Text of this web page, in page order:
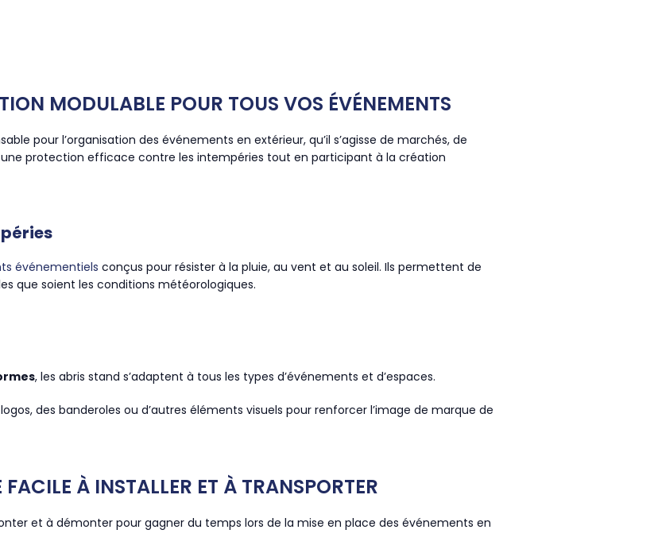
MODULABLE POUR TOUS VOS ÉVÉNEMENTS
pour l’organisation des événements en extérieur, qu’il s’agisse de marchés, de
protection efficace contre les intempéries tout en participant à la création
événementiels conçus pour résister à la pluie, au vent et au soleil. Ils permettent de
que soient les conditions météorologiques.
, les abris stand s’adaptent à tous les types d’événements et d’espaces.
des banderoles ou d’autres éléments visuels pour renforcer l’image de marque de
À INSTALLER ET À TRANSPORTER
et à démonter pour gagner du temps lors de la mise en place des événements en